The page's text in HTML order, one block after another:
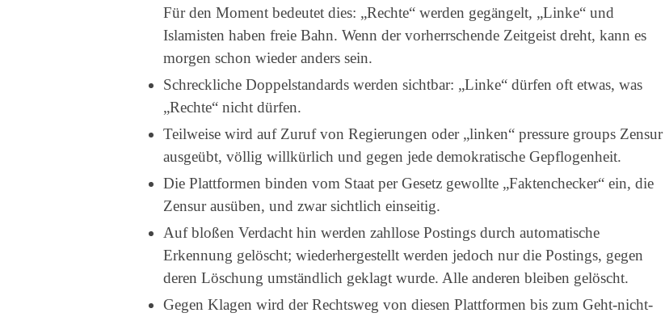
Für den Moment bedeutet dies: „Rechte“ werden gegängelt, „Linke“ und
Islamisten haben freie Bahn. Wenn der vorherrschende Zeitgeist dreht, kann es
morgen schon wieder anders sein.
Schreckliche Doppelstandards werden sichtbar: „Linke“ dürfen oft etwas, was
„Rechte“ nicht dürfen.
Teilweise wird auf Zuruf von Regierungen oder „linken“ pressure groups Zensur
ausgeübt, völlig willkürlich und gegen jede demokratische Gepflogenheit.
Die Plattformen binden vom Staat per Gesetz gewollte „Faktenchecker“ ein, die
Zensur ausüben, und zwar sichtlich einseitig.
Auf bloßen Verdacht hin werden zahllose Postings durch automatische
Erkennung gelöscht; wiederhergestellt werden jedoch nur die Postings, gegen
deren Löschung umständlich geklagt wurde. Alle anderen bleiben gelöscht.
Gegen Klagen wird der Rechtsweg von diesen Plattformen bis zum Geht-nicht-